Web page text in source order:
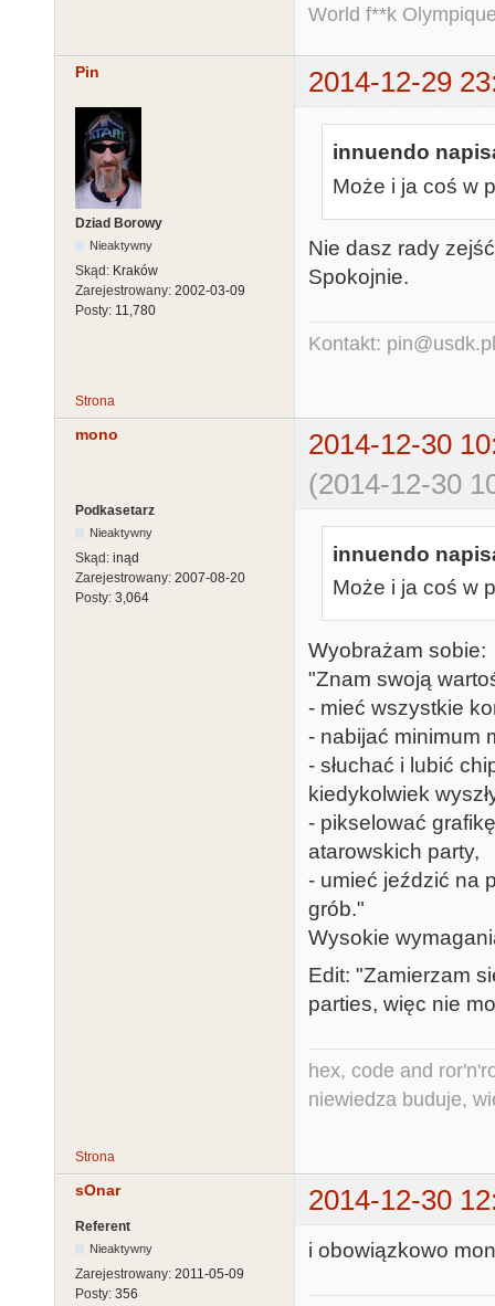
World f**k
Pin 2014-12-29
Dziad Borowy
Nieaktywny
Skąd: Kraków
Zarejestrowany: 2002-03-09
Posty: 11,780
innuendo
Może i ja coś w
Nie dasz rady
Spokojnie.
Kontakt: pin@usdk.pl
Strona
mono
2014-12-30
(2014-12-30
Podkasetarz
Nieaktywny
Skąd: inąd
Zarejestrowany: 2007-08-20
Posty: 3,064
innuendo
Może i ja coś w
Wyobrażam sobie:
"Znam swoją
- mieć wszystkie
- nabijać minimum
- słuchać i lubić
kiedykolwiek
- pikselować
atarowskich party,
- umieć jeździć na
grób."
Wysokie
Edit: "Zamierzam
parties, więc nie
hex, code and
niewiedza buduje,
Strona
sOnar 2014-12-30
Referent
Nieaktywny
Zarejestrowany: 2011-05-09
Posty: 356
i obowiązkowo